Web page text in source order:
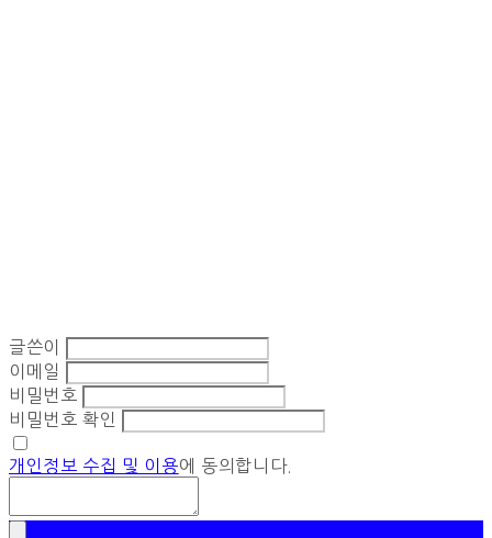
글쓴이
이메일
비밀번호
비밀번호 확인
개인정보 수집 및 이용에 동의합니다.